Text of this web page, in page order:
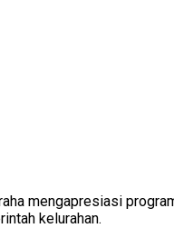
mengapresiasi
kelurahan.